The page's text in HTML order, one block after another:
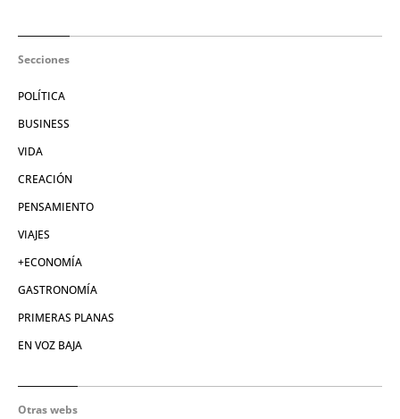
Secciones
POLÍTICA
BUSINESS
VIDA
CREACIÓN
PENSAMIENTO
VIAJES
+ECONOMÍA
GASTRONOMÍA
PRIMERAS PLANAS
EN VOZ BAJA
Otras webs